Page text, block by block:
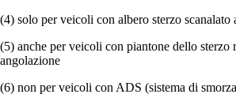
(4) solo per veicoli con albero sterzo scanalato
(5) anche per veicoli con piantone dello sterzo
angolazione
(6) non per veicoli con ADS (sistema di